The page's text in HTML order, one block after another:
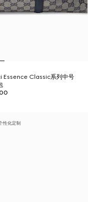
Essence Classic系列中号
性化定制